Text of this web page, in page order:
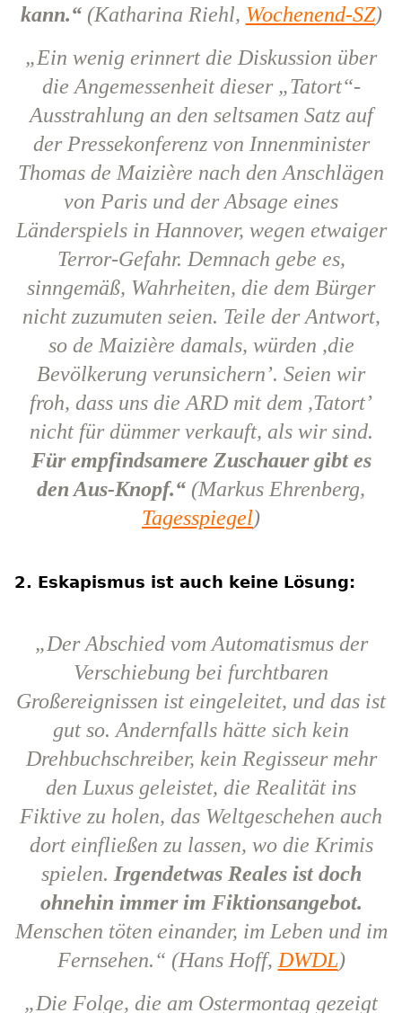
kann.“(Katharina Riehl, Wochenend-SZ)
„Ein wenig erinnert die Diskussion über
die Angemessenheit dieser „Tatort“-
Ausstrahlung an den seltsamen Satz auf
der Pressekonferenz von Innenminister
Thomas de Maizière nach den Anschlägen
von Paris und der Absage eines
Länderspiels in Hannover, wegen etwaiger
Terror-Gefahr. Demnach gebe es,
sinngemäß, Wahrheiten, die dem Bürger
nicht zuzumuten seien. Teile der Antwort,
so de Maizière damals, würden ,die
Bevölkerung verunsichern’. Seien wir
froh, dass uns die ARD mit dem ,Tatort’
nicht für dümmer verkauft, als wir sind.
Für empfindsamere Zuschauer gibt es
den Aus-Knopf.“ (Markus Ehrenberg,
Tagesspiegel)
2. Eskapismus ist auch keine Lösung:
„Der Abschied vom Automatismus der
Verschiebung bei furchtbaren
Großereignissen ist eingeleitet, und das ist
gut so. Andernfalls hätte sich kein
Drehbuchschreiber, kein Regisseur mehr
den Luxus geleistet, die Realität ins
Fiktive zu holen, das Weltgeschehen auch
dort einfließen zu lassen, wo die Krimis
spielen. Irgendetwas Reales ist doch
ohnehin immer im Fiktionsangebot.
Menschen töten einander, im Leben und im
Fernsehen.“ (Hans Hoff,DWDL)
„Die Folge, die am Ostermontag gezeigt